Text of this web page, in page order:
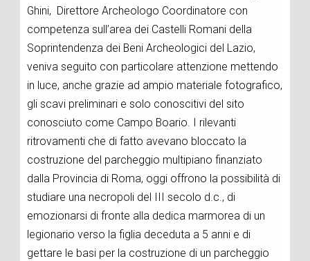
Ghini, Direttore Archeologo Coordinatore con
competenza sull’area dei Castelli Romani della
Soprintendenza dei Beni Archeologici del Lazio,
veniva seguito con particolare attenzione mettendo
in luce, anche grazie ad ampio materiale fotografico,
gli scavi preliminari e solo conoscitivi del sito
conosciuto come Campo Boario. I rilevanti
ritrovamenti che di fatto avevano bloccato la
costruzione del parcheggio multipiano finanziato
dalla Provincia di Roma, oggi offrono la possibilità di
studiare una necropoli del III secolo d.c., di
emozionarsi di fronte alla dedica marmorea di un
legionario verso la figlia deceduta a 5 anni e di
gettare le basi per la costruzione di un parcheggio